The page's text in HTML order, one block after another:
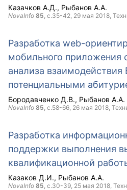
Казачков А.Д. Рыбанов А.А.
NovaInfo 85, с.35-42, 29 мая 2018,
Разработка web-
мобильного приложения
анализа взаимодействия
потенциальными
Бородавченко Д.В. Рыбанов А.А.
NovaInfo 85, с.58-66, 26 мая 2018,
Разработка
поддержки выполнения
квалификационной
Казаков Д.И. Рыбанов А.А.
NovaInfo 85, с.30-39, 25 мая 2018,